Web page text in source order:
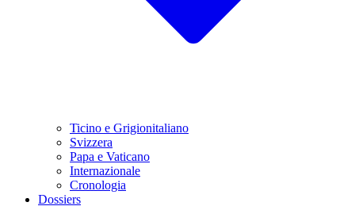
Ticino e Grigionitaliano
Svizzera
Papa e Vaticano
Internazionale
Cronologia
Dossiers